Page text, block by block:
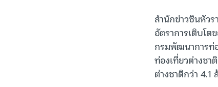
สำนักข่าวซินหัว
อัตราการเติบโต
กรมพัฒนาการท่
ท่องเที่ยวต่างช
ต่างชาติกว่า